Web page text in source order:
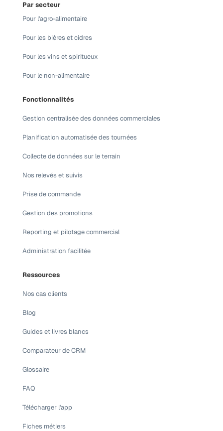
Par secteur
Pour l'agro-alimentaire
Pour les bières et cidres
Pour les vins et spiritueux
Pour le non-alimentaire
Gestion centralisée des données commerciales
Planification automatisée des tournées
Collecte de données sur le terrain
Nos relevés et suivis
Prise de commande
Gestion des promotions
Fonctionnalités
Reporting et pilotage commercial
Administration facilitée
Nos cas clients
Blog
Guides et livres blancs
Comparateur de CRM
Glossaire
FAQ
Télécharger l'app
Fiches métiers
Ressources